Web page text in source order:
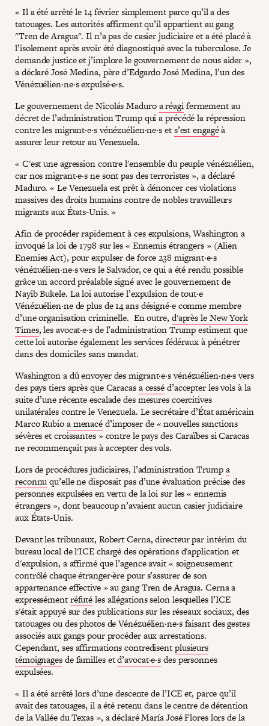
« Il a été arrêté le 14 février simplement parce qu’il a des
tatouages. Les autorités affirment qu’il appartient au gang
"Tren de Aragua". Il n’a pas de casier judiciaire et a été placé à
l’isolement après avoir été diagnostiqué avec la tuberculose. Je
demande justice et j’implore le gouvernement de nous aider »,
a déclaré José Medina, père d’Edgardo José Medina, l’un des
Vénézuélien·ne·s expulsé·e·s.
Le gouvernement de Nicolás Maduroa réagifermement au
décret de l’administration Trump qui a précédé la répression
contre les migrant·e·s vénézuélien·ne·s ets’est engagéà
assurer leur retour au Venezuela.
« C'est une agression contre l'ensemble du peuple vénézuélien,
car nos migrant·e·s ne sont pas des terroristes », a déclaré
Maduro. « Le Venezuela est prêt à dénoncer ces violations
massives des droits humains contre de nobles travailleurs
migrants aux États-Unis. »
Afin de procéder rapidement à ces expulsions, Washington a
invoqué la loi de 1798 sur les « Ennemis étrangers » (Alien
Enemies Act), pour expulser de force 238 migrant·e·s
vénézuélien·ne·s vers le Salvador, ce qui a été rendu possible
grâce un accord préalable signé avec le gouvernement de
Nayib Bukele. La loi autorise l’expulsion de tout·e
Vénézuélien·ne de plus de 14 ans désigné·e comme membre
d’une organisation criminelle. En outre, d'après le New York
Times, les avocat·e·s de l’administration Trump estiment que
cette loi autorise également les services fédéraux à pénétrer
dans des domiciles sans mandat.
Washington a dû envoyer des migrant·e·s vénézuélien·ne·s vers
des pays tiers après que Caracasa cesséd’accepter les vols à la
suite d’une récente escalade des mesures coercitives
unilatérales contre le Venezuela. Le secrétaire d’État américain
Marco Rubioa menacéd’imposer de « nouvelles sanctions
sévères et croissantes » contre le pays des Caraïbes si Caracas
ne recommençait pas à accepter des vols.
Lors de procédures judiciaires, l’administration Trumpa
reconnuqu’elle ne disposait pas d’une évaluation précise des
personnes expulsées en vertu de la loi sur les « ennemis
étrangers », dont beaucoup n’avaient aucun casier judiciaire
aux États-Unis.
Devant les tribunaux, Robert Cerna, directeur par intérim du
bureau local de l'ICE chargé des opérations d'application et
d'expulsion, a affirmé que l’agence avait « soigneusement
contrôlé chaque étranger·ère pour s’assurer de son
appartenance effective » au gang Tren de Aragua. Cerna a
expressémentréfutéles allégations selon lesquelles l’ICE
s'était appuyé sur des publications sur les réseaux sociaux, des
tatouages ou des photos de Vénézuélien·ne·s faisant des gestes
associés aux gangs pour procéder aux arrestations.
Cependant, ses affirmations contredisentplusieurs
témoignagesde familles etd’avocat·e·sdes personnes
expulsées.
« Il a été arrêté lors d’une descente de l’ICE et, parce qu’il
avait des tatouages, il a été retenu dans le centre de détention
de la Vallée du Texas », a déclaré María José Flores lors de la